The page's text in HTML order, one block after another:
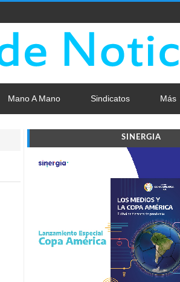
Mano A Mano Sindicatos Más
SINERGIA